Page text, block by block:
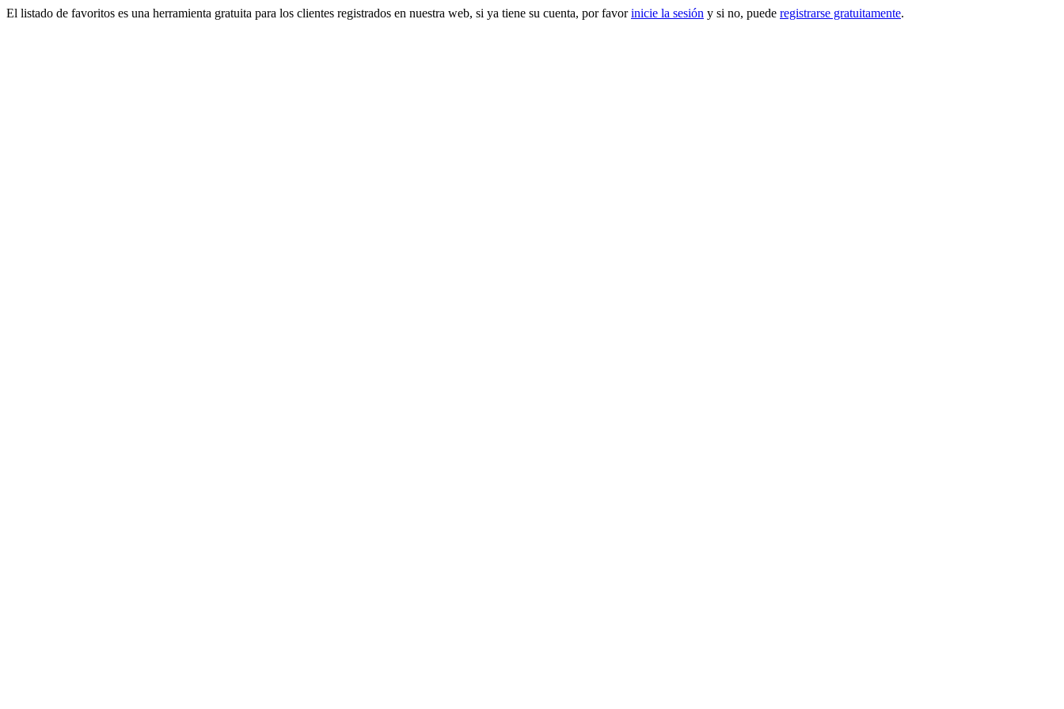
El listado de favoritos es una herramienta gratuita para los clientes registrados en nuestra web, si ya tiene su cuenta, por favorinicie la sesión y si no, puede registrarse gratuitamente.